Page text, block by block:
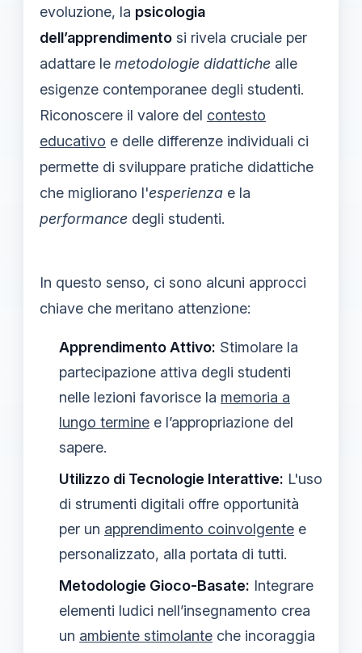
evoluzione, la psicologia
dell’apprendimento si rivela cruciale per
adattare le metodologie didattiche alle
esigenze contemporanee degli studenti.
Riconoscere il valore del contesto
educativo e delle differenze individuali ci
permette di sviluppare pratiche didattiche
che migliorano l'esperienza e la
performance degli studenti.
In questo senso, ci sono alcuni approcci
chiave che meritano attenzione:
Apprendimento Attivo: Stimolare la
partecipazione attiva degli studenti
nelle lezioni favorisce la memoria a
lungo termine e l’appropriazione del
sapere.
Utilizzo di Tecnologie Interattive: L'uso
di strumenti digitali offre opportunità
per un apprendimento coinvolgente e
personalizzato, alla portata di tutti.
Metodologie Gioco-Basate: Integrare
elementi ludici nell’insegnamento crea
un ambiente stimolante che incoraggia